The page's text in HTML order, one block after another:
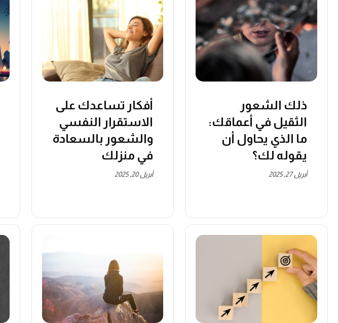
ذلك الشعور
الثقيل في أعماقك:
ما الذي يحاول أن
يقوله لك؟
أبريل 27, 2025
أفكار تساعدك على
الاستقرار النفسي
والشعور بالسعادة
في منزلك
أبريل 20, 2025